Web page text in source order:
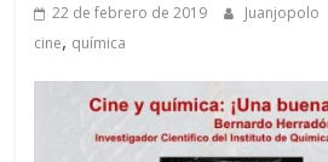
ciencia22 de febrero de 2019 Juanjopolo
cine, química